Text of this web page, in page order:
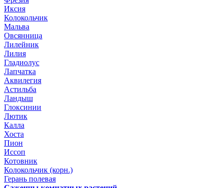
Иксия
Колокольчик
Мальва
Овсянница
Лилейник
Лилия
Гладиолус
Лапчатка
Аквилегия
Астильба
Ландыш
Глоксинии
Лютик
Калла
Хоста
Пион
Иссоп
Котовник
Колокольчик (корн.)
Герань полевая